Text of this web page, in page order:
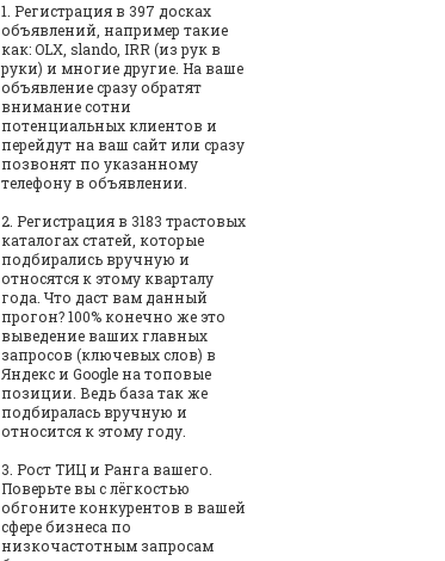
1. Регистрация в 397 досках
объявлений, например такие
как: OLX, slando, IRR (из рук в
руки) и многие другие. На ваше
объявление сразу обратят
внимание сотни
потенциальных клиентов и
перейдут на ваш сайт или сразу
позвонят по указанному
телефону в объявлении.
2. Регистрация в 3183 трастовых
каталогах статей, которые
подбирались вручную и
относятся к этому кварталу
года. Что даст вам данный
прогон? 100% конечно же это
выведение ваших главных
запросов (ключевых слов) в
Яндекс и Google на топовые
позиции. Ведь база так же
подбиралась вручную и
относится к этому году.
3. Рост ТИЦ и Ранга вашего.
Поверьте вы с лёгкостью
обгоните конкурентов в вашей
сфере бизнеса по
низкочастотным запросам